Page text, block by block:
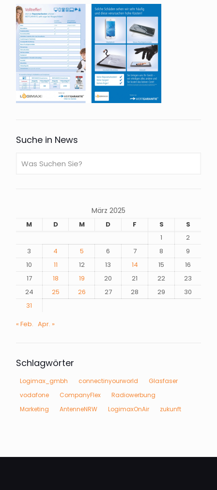
Suche in News
März 2025
M D M D F S
S
1
2
3
4 5 6 7 8
9
10
11 12 13 14 15
16
17
18 19 20 21 22
23
24
25 26 27 28 29
30
31
« Feb. Apr. »
Schlagwörter
Logimax_gmbh connectinyourworld
Glasfaser
vodafone
CompanyFlex
Radiowerbung
Marketing
AntenneNRW LogimaxOnAir zukunft